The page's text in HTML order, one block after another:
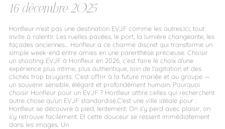
16 décembre 2025
Honfleur n’est pas une destination EVJF comme les autres.Ici, tout
invite à ralentir. Les ruelles pavées, le port, la lumière changeante, les
façades anciennes… Honfleur a ce charme discret qui transforme un
simple week-end entre amies en une parenthèse précieuse. Choisir
un shooting EVJF à Honfleur en 2026, c’est faire le choix d’une
expérience plus intime, plus authentique, loin de l’agitation et des
clichés trop bruyants. C’est offrir à la future mariée et au groupe —
un souvenir sensible, élégant et profondément humain. Pourquoi
choisir Honfleur pour un EVJF ? Honfleur attire celles qui recherchent
autre chose qu’un EVJF standardisé.C’est une ville idéale pour :
Honfleur se découvre à pied, lentement. On s’y perd avec plaisir, on
s’y retrouve facilement. Et cette douceur se ressent immédiatement
dans les images. Un